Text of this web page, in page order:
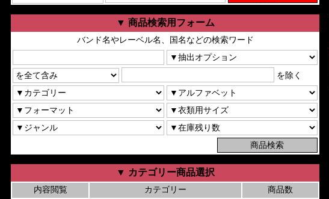
▼ 商品検索用フォーム
バンド名やレーベル名、国名などの検索ワード
を除く
▼ カテゴリー商品選択
内容閲覧 カテゴリー
商品数